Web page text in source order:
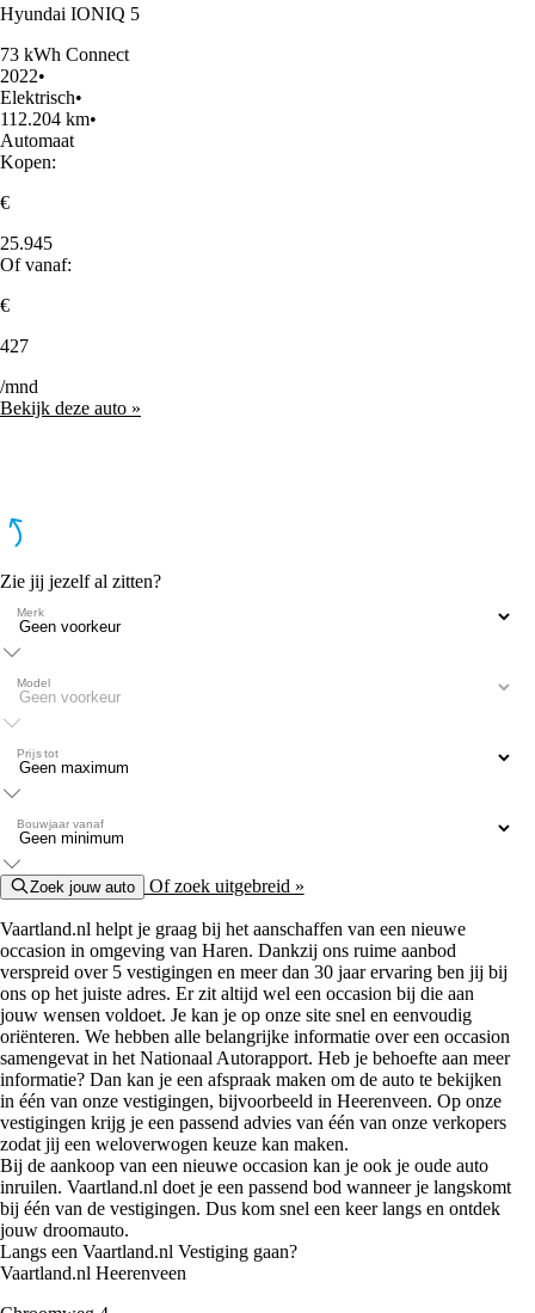
Hyundai IONIQ 5
73 kWh Connect
2022•
Elektrisch•
112.204 km•
Automaat
Kopen:
€
25.945
Of vanaf:
€
427
/mnd
Bekijk deze auto »
Zie jij jezelf al zitten?
Merk
Model
Prijs tot
Bouwjaar vanaf
Zoek jouw auto Of zoek uitgebreid »
Vaartland.nl helpt je graag bij het aanschaffen van een nieuwe
occasion in omgeving van Haren. Dankzij ons ruime aanbod
verspreid over 5 vestigingen en meer dan 30 jaar ervaring ben jij bij
ons op het juiste adres. Er zit altijd wel een occasion bij die aan
jouw wensen voldoet. Je kan je op onze site snel en eenvoudig
oriënteren. We hebben alle belangrijke informatie over een occasion
samengevat in het Nationaal Autorapport. Heb je behoefte aan meer
informatie? Dan kan je een afspraak maken om de auto te bekijken
in één van onze vestigingen, bijvoorbeeld in Heerenveen. Op onze
vestigingen krijg je een passend advies van één van onze verkopers
zodat jij een weloverwogen keuze kan maken.
Bij de aankoop van een nieuwe occasion kan je ook je oude auto
inruilen. Vaartland.nl doet je een passend bod wanneer je langskomt
bij één van de vestigingen. Dus kom snel een keer langs en ontdek
jouw droomauto.
Langs een Vaartland.nl Vestiging gaan?
Vaartland.nl Heerenveen